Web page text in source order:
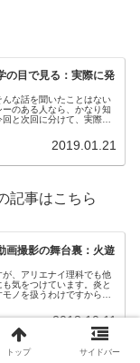
の目で見る：実際に発
な話を聞いたことはない
のある人なら、かなり知
と次回に分けて、実際に
2019.01.21
記事はこちら
画撮影の舞台裏：火遊
、アリエナイ理科でも他
気をつけています。炎と
ノを扱うわけですから、
2018.10.11
トップ サイドバー